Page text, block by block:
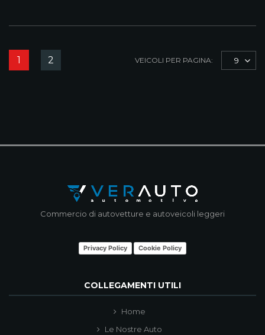
1 2 VEICOLI PER PAGINA: 9
Commercio di autovetture e autoveicoli leggeri
Privacy Policy Cookie Policy
COLLEGAMENTI UTILI
Home
Le Nostre Auto